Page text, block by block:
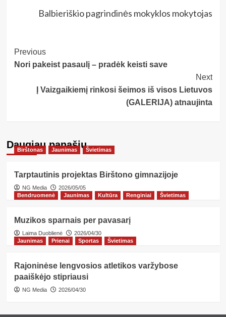
Balbieriškio pagrindinės mokyklos mokytojas
Post
Navigation
Previous
Nori pakeist pasaulį – pradėk keisti save
Next
Į Vaizgaikiemį rinkosi šeimos iš visos Lietuvos
(GALERIJA) atnaujinta
Daugiau panašių…
Birštonas Jaunimas Švietimas
Tarptautinis projektas Birštono gimnazijoje
NG Media
2026/05/05
Bendruomenė
Jaunimas Kultūra Renginiai Švietimas
Muzikos sparnais per pavasarį
Laima Duoblienė
2026/04/30
Jaunimas
Prienai Sportas Švietimas
Rajoninėse lengvosios atletikos varžybose
paaiškėjo stipriausi
NG Media 2026/04/30